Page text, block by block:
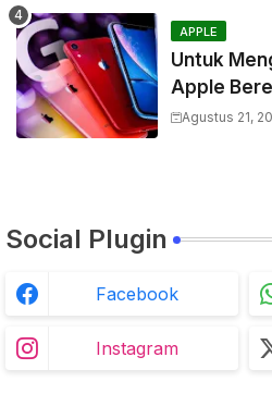
APPLE
Untuk
Apple
Harga
Agustus 21,
Social Plugin
Facebook
Instagram